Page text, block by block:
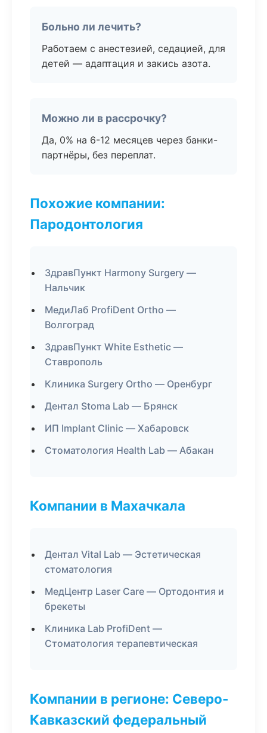
Больно ли лечить?
Работаем с анестезией, седацией, для
детей — адаптация и закись азота.
Можно ли в рассрочку?
Да, 0% на 6-12 месяцев через банки-
партнёры, без переплат.
Похожие компании:
Пародонтология
ЗдравПункт Harmony Surgery —
Нальчик
МедиЛаб ProfiDent Ortho —
Волгоград
ЗдравПункт White Esthetic —
Ставрополь
Клиника Surgery Ortho — Оренбург
Дентал Stoma Lab — Брянск
ИП Implant Clinic — Хабаровск
Стоматология Health Lab — Абакан
Компании в Махачкала
Дентал Vital Lab — Эстетическая
стоматология
МедЦентр Laser Care — Ортодонтия и
брекеты
Клиника Lab ProfiDent —
Стоматология терапевтическая
Компании в регионе: Северо-
Кавказский федеральный